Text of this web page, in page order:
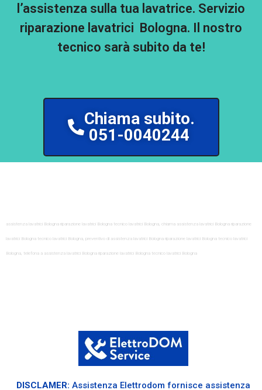
l’assistenza sulla tua lavatrice. Servizio
riparazione lavatrici Bologna. Il nostro
tecnico sarà subito da te!
Chiama subito.
051-0040244
assistenza lavatrici Bologna riparazione lavatrici Bologna tecnico lavatrici Bologna, chiama assistenza lavatrici Bologna riparazione
lavatrici Bologna tecnico lavatrici Bologna, preventivo di assistenza lavatrici Bologna riparazione lavatrici Bologna tecnico lavatrici
Bologna, telefona a assistenza lavatrici Bologna riparazione lavatrici Bologna tecnico lavatrici Bologna
DISCLAMER: Assistenza Elettrodom fornisce assistenza